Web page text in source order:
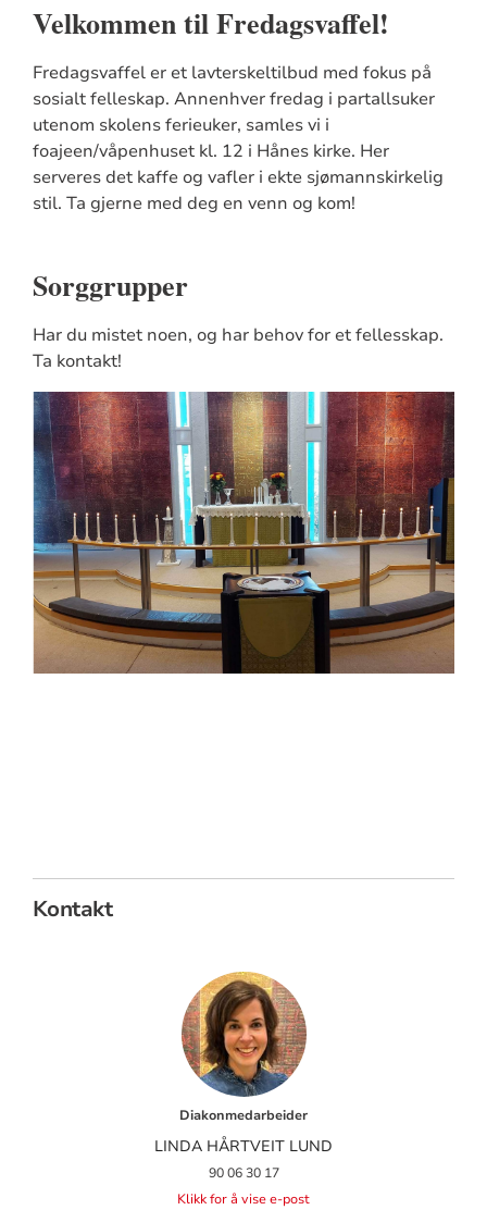
Velkommen til Fredagsvaffel!
Fredagsvaffel er et lavterskeltilbud med fokus på
sosialt felleskap. Annenhver fredag i partallsuker
utenom skolens ferieuker, samles vi i
foajeen/våpenhuset kl. 12 i Hånes kirke. Her
serveres det kaffe og vafler i ekte sjømannskirkelig
stil. Ta gjerne med deg en venn og kom!
Sorggrupper
Har du mistet noen, og har behov for et fellesskap.
Ta kontakt!
Kontakt
Diakonmedarbeider
LINDA HÅRTVEIT LUND
90 06 30 17
Klikk for å vise e-post